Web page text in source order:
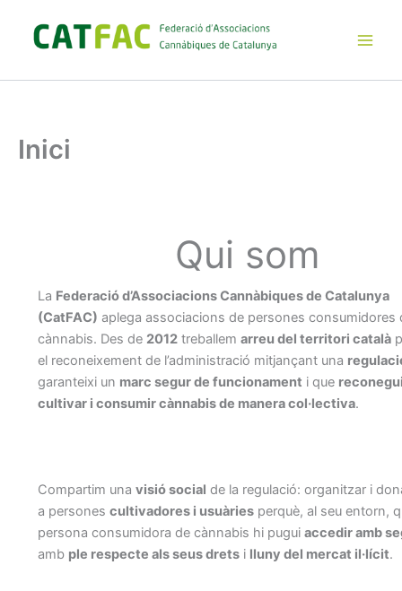
contenido
Inici
Qui som
La Federació d’Associacions Cannàbiques de Catalunya
(CatFAC) aplega associacions de persones consumidores
cànnabis. Des de 2012treballem arreu del territori català
el reconeixement de l’administració mitjançant una
garanteixi un marc segur de funcionament i que
cultivar i consumir cànnabis de manera col·lectiva.
Compartim una visió social de la regulació: organitzar i
a persones cultivadores i usuàriesperquè, al seu entorn,
persona consumidora de cànnabis hi pugui accedir amb
amb ple respecte als seus dretsi lluny del mercat il·lícit.